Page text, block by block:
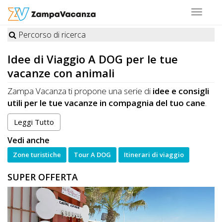
Toggle
STRUTTURE
A
DOG
LUOGHI
A
DOG
OFFERTE
A
Percorso di ricerca
Idee di Viaggio A DOG per le tue
vacanze con animali
Zampa Vacanza ti propone una serie di idee e consigli
utili per le tue vacanze in compagnia del tuo cane.
Scegli tra i vari spunti che abbiamo selezionato per te e
naviga tra:
vacanze e itinerari naturalistici da vivere in
compagnia del tuo animale
visite a città d'arte e a punti di interesse storico
organizzate in modo da essere totalmente
friendly
escursioninei caratteristici borghi delle magnifiche
regioni italiane da pianificare e organizzare in
compagnia del tuo cane
Leggi Tutto
Vedi anche
Zone turistiche Tour A DOG Itinerari di viaggio
SUPER OFFERTA